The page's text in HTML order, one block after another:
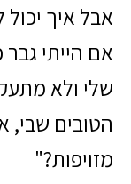
אבל איך
אם הייתי
שלי ולא
הטובים שבי,
מזויפות?"